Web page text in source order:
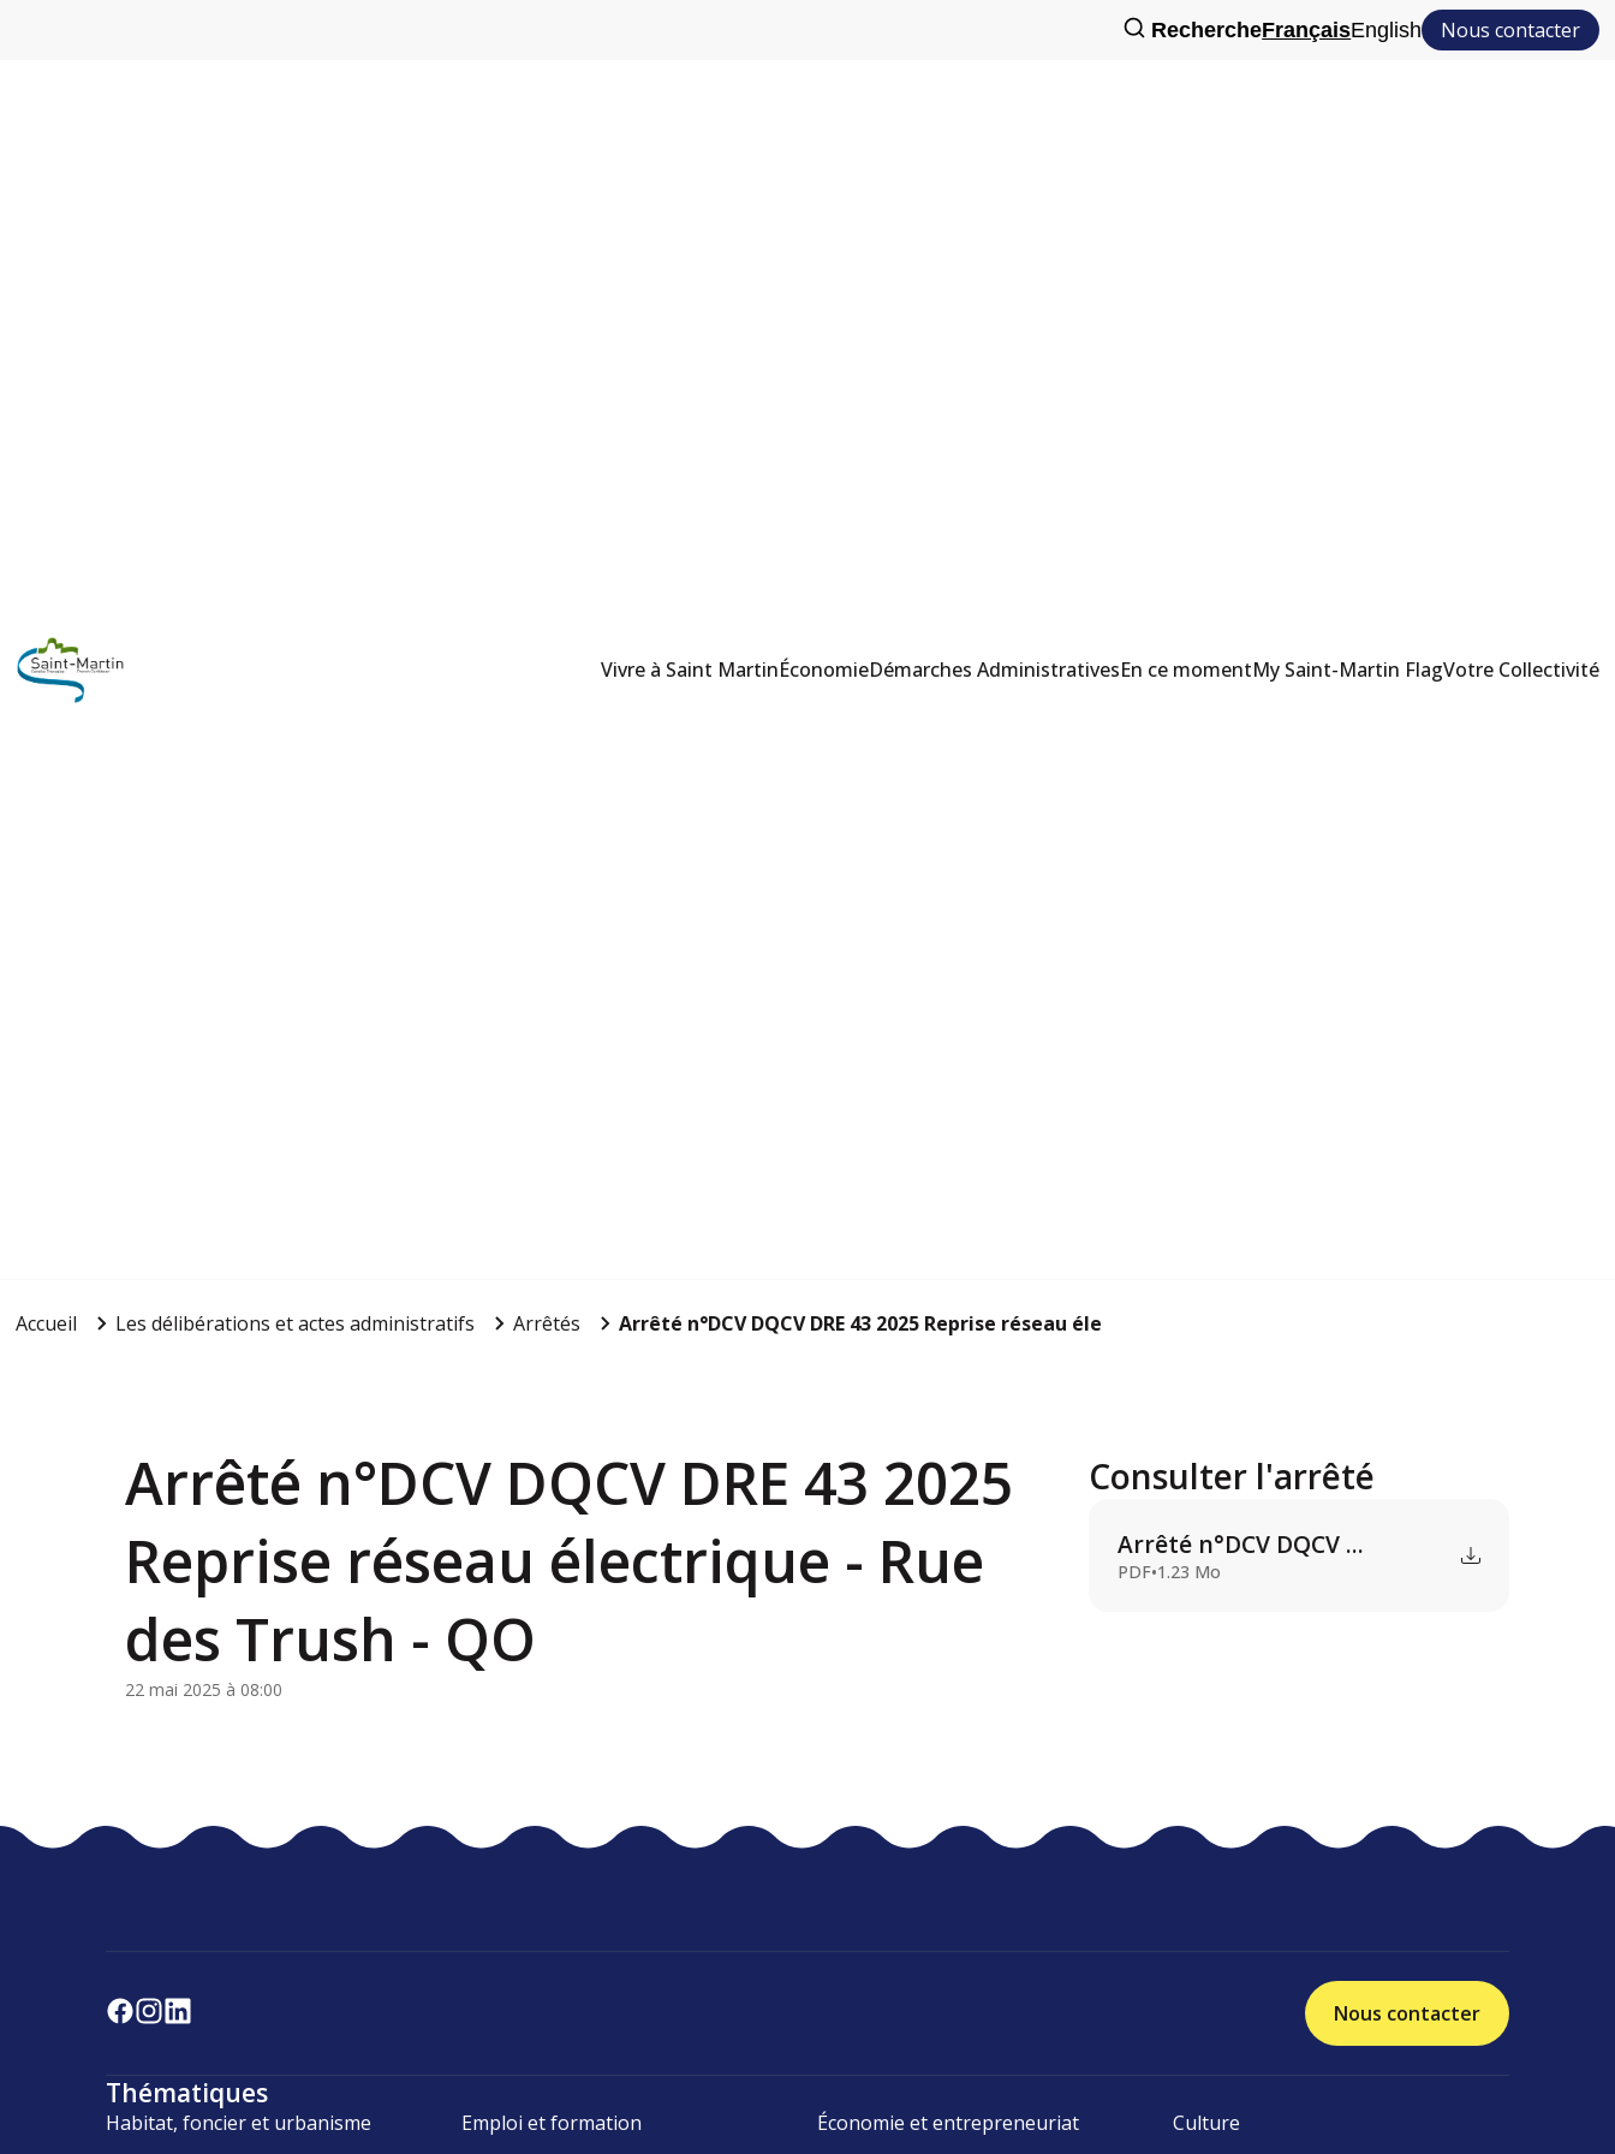
RechercheFrançaisEnglish Nous contacter
Vivre à Saint MartinÉconomieDémarches AdministrativesEn ce momentMy Saint-Martin FlagVotre Collectivité
Accueil Les délibérations et actes administratifs Arrêtés Arrêté n°DCV DQCV DRE 43 2025 Reprise réseau électrique ...
Arrêté n°DCV DQCV DRE 43 2025
Reprise réseau électrique - Rue
des Trush - QO
22 mai 2025 à 08:00
Consulter l'arrêté
Arrêté n°DCV DQCV ...
PDF•1.23 Mo
Nous contacter
Thématiques
Habitat, foncier et urbanisme Emploi et formation Économie et entrepreneuriat Culture